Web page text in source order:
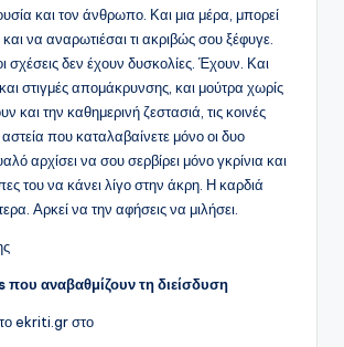
και τον άνθρωπο. Και μια μέρα, μπορεί
να αναρωτιέσαι τι ακριβώς σου ξέφυγε.
σχέσεις δεν έχουν δυσκολίες. Έχουν. Και
στιγμές απομάκρυνσης, και μούτρα χωρίς
και την καθημερινή ζεστασιά, τις κοινές
που καταλαβαίνετε μόνο οι δυο
αρχίσει να σου σερβίρει μόνο γκρίνια και
του να κάνει λίγο στην άκρη. Η καρδιά
Αρκεί να την αφήσεις να μιλήσει.
αναβαθμίζουν τη διείσδυση
ekriti.gr στο